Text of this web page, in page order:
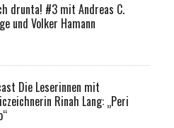
drunta! #3 mit Andreas C.
und Volker Hamann
Die Leserinnen mit
Rinah Lang: „Peri